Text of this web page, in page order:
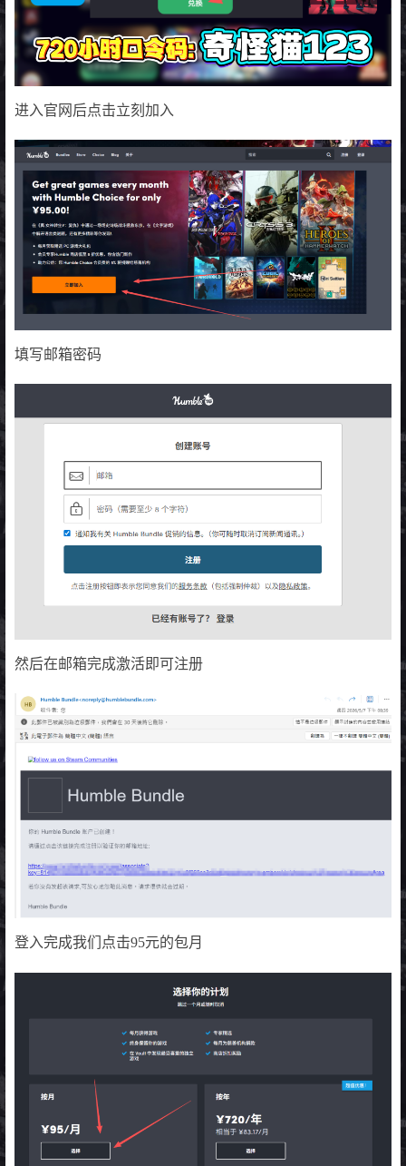
进入官网后点击立刻加入
填写邮箱密码
然后在邮箱完成激活即可注册
登入完成我们点击95元的包月